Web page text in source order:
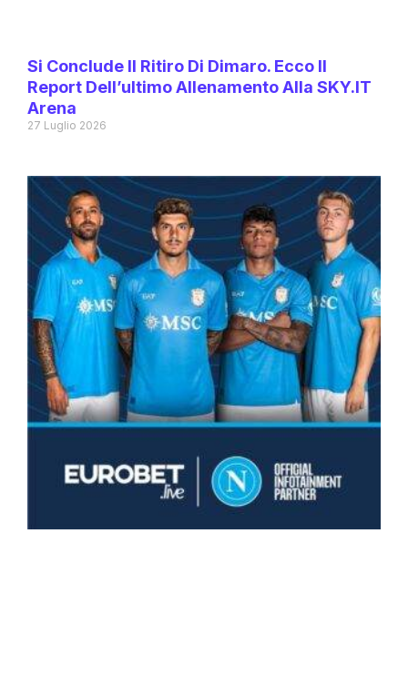
Si Conclude Il Ritiro Di Dimaro. Ecco Il
Report Dell’ultimo Allenamento Alla SKY.IT
Arena
27 Luglio 2026